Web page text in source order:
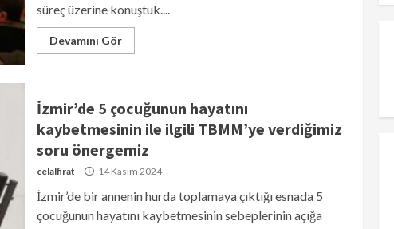
süreç üzerine konuştuk....
Devamını Gör
İzmir’de 5 çocuğunun hayatını
kaybetmesinin ile ilgili TBMM’ye verdiğimiz
soru önergemiz
celalfirat 14 Kasım 2024
İzmir’de bir annenin hurda toplamaya çıktığı esnada 5
çocuğunun hayatını kaybetmesinin sebeplerinin açığa